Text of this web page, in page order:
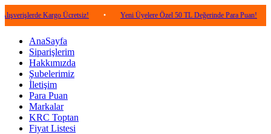
Kargo Ücretsiz! • Yeni Üyelere Özel 50 TL Değerinde Para Puan! •
AnaSayfa
Siparişlerim
Hakkımızda
Şubelerimiz
İletişim
Para Puan
Markalar
KRC Toptan
Fiyat Listesi